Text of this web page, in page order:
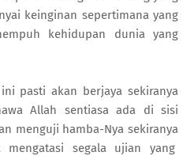
keinginan sepertimana yang
kehidupan dunia yang
pasti akan berjaya sekiranya
Allah sentiasa ada di sisi
menguji hamba-Nya sekiranya
segala ujian yang